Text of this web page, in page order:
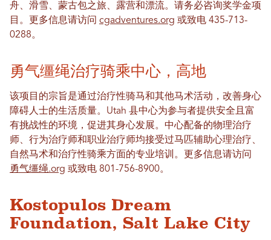
舟、滑雪、蒙古包之旅、露营和漂流。请务必咨询奖学金项
目。更多信息请访问 cgadventures.org 或致电 435-713-
0288。
勇气缰绳治疗骑乘中心，高地
该项目的宗旨是通过治疗性骑马和其他马术活动，改善身心
障碍人士的生活质量。Utah 县中心为参与者提供安全且富
有挑战性的环境，促进其身心发展。中心配备的物理治疗
师、行为治疗师和职业治疗师均接受过马匹辅助心理治疗、
自然马术和治疗性骑乘方面的专业培训。更多信息请访问
勇气缰绳.org 或致电 801-756-8900。
Kostopulos Dream
Foundation, Salt Lake City